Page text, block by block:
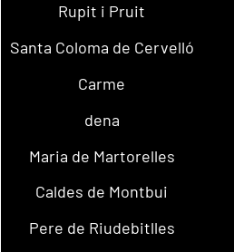
Rupit i Pruit
Santa Coloma de Cervelló
Carme
dena
Maria de Martorelles
Caldes de Montbui
Pere de Riudebitlles